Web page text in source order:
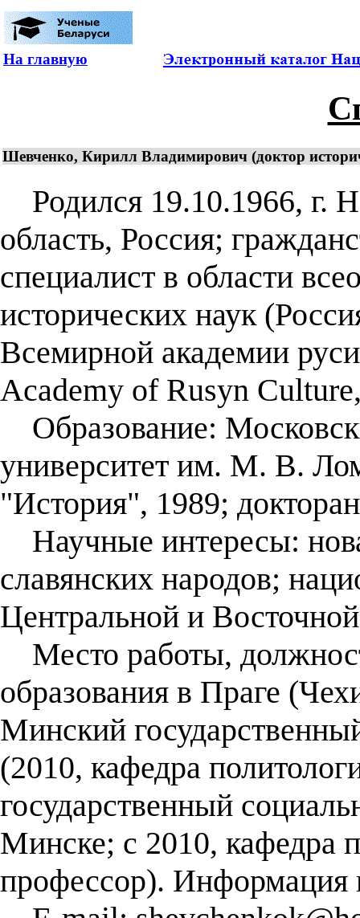
На главную
Шевченко, Кирилл Владимирович (доктор
Родился 19.10.1966, г.
область, Россия;
специалист в области
исторических наук
Всемирной академии
Academy of Rusyn
Образование:
университет им. М. В.
"История", 1989;
Научные интересы:
славянских народов;
Центральной и
Место работы,
образования в Праге
Минский
(2010, кафедра
государственный
Минске; с 2010, кафедра
профессор). Информация